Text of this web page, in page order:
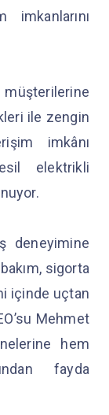
ile zengin
imkânı
elektrikli
deneyimine
sigorta
içinde uçtan
Mehmet
hem
fayda